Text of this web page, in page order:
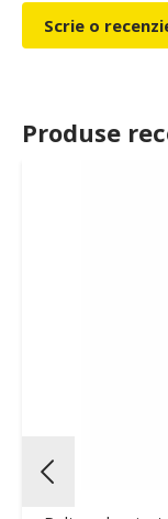
Scrie o
Produse